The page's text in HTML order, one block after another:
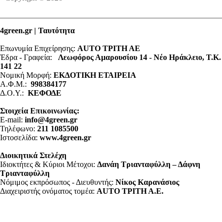
4green.gr | Ταυτότητα
Επωνυμία Επιχείρησης: AUTO ΤΡΙΤΗ ΑΕ
Έδρα - Γραφεία: Λεωφόρος Αμαρουσίου 14 - Νέο Ηράκλειο, Τ.Κ.
141 22
Νομική Μορφή: ΕΚΔΟΤΙΚΗ ΕΤΑΙΡΕΙΑ
Α.Φ.Μ.: 998384177
Δ.Ο.Υ.: ΚΕΦΟΔΕ
Στοιχεία Επικοινωνίας:
E-mail: info@4green.gr
Τηλέφωνο: 211 1085500
Ιστοσελίδα: www.4green.gr
Διοικητικά Στελέχη
Ιδιοκτήτες & Κύριοι Μέτοχοι: Δανάη Τριανταφύλλη – Δάφνη
Τριανταφύλλη
Νόμιμος εκπρόσωπος - Διευθυντής: Νίκος Καρανάσιος
Διαχειριστής ονόματος τομέα: ΑUTO ΤΡΙΤΗ Α.Ε.